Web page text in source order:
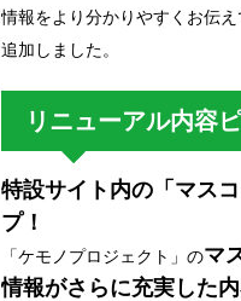
情報をより分かりやすくお伝
追加しました。
リニューアル内容
特設サイト内の「マス
プ！
「ケモノプロジェクト」のマ
情報がさらに充実した